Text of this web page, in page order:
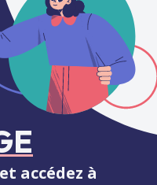
accédez à